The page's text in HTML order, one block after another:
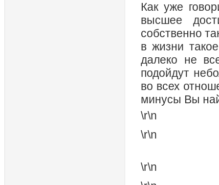
Как уже
высшее
собственно
в жизни
далеко не
подойдут
во всех
минусы Вы
\r\n
\r\n
\r\n